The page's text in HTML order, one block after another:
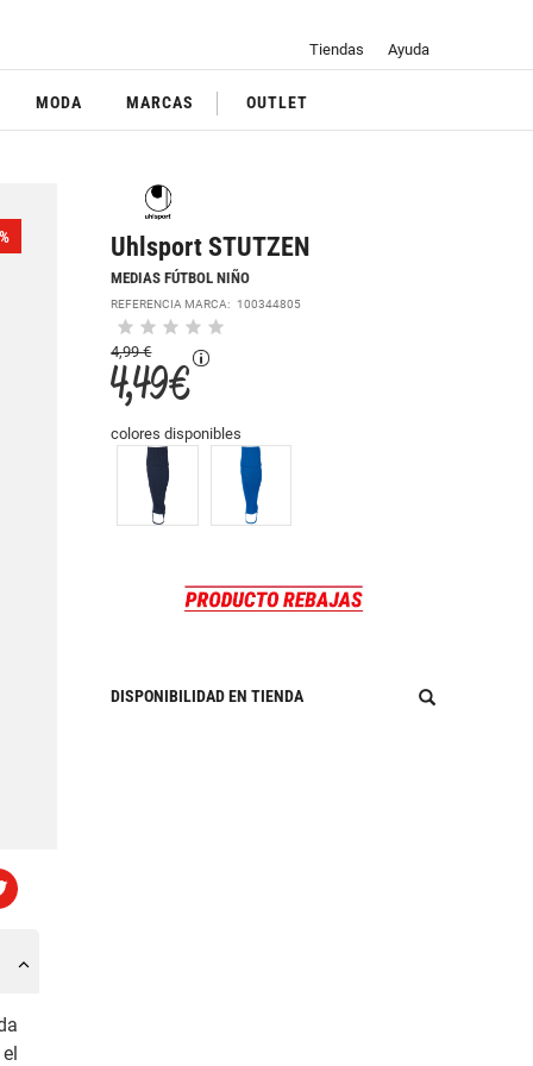
Tiendas Ayuda
MODA MARCAS OUTLET
Uhlsport STUTZEN
MEDIAS FÚTBOL NIÑO
REFERENCIA MARCA: 100344805
4,99 €
4,49 €
colores disponibles
DISPONIBILIDAD EN TIENDA
%